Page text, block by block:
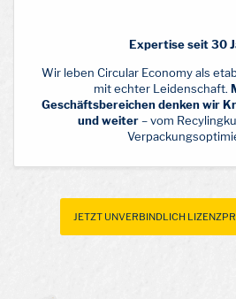
Expertise seit 30
Wir leben Circular Economy als
mit echter Leidenschaft.
Geschäftsbereichen denken wir
und weiter– vom
JETZT UNVERBINDLICH